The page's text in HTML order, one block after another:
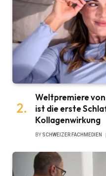
Weltpremiere
ist die erste
Kollagenwirkung
BY SCHWEIZER FACHMEDIEN